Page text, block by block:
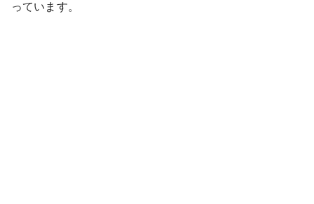
っています。